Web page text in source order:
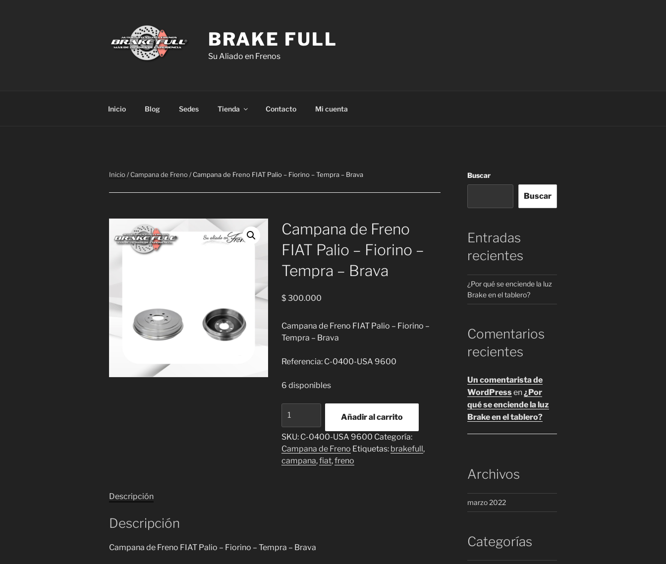
BRAKE FULL
Su Aliado en Frenos
Inicio Blog Sedes Tienda Contacto Mi cuenta
Inicio/Campana de Freno/ Campana de Freno FIAT Palio – Fiorino – Tempra – Brava
Campana de Freno
FIAT Palio – Fiorino –
Tempra – Brava
$ 300.000
Campana de Freno FIAT Palio – Fiorino –
Tempra – Brava
Referencia: C-0400-USA 9600
6 disponibles
de
Freno
FIAT
Palio
-
Añadir al carrito
SKU: C-0400-USA 9600 Categoría:
Campana de Freno Etiquetas: brakefull,
campana,fiat,freno
Descripción
Descripción
Campana de Freno FIAT Palio – Fiorino – Tempra – Brava
Buscar
Buscar
Entradas
recientes
¿Por qué se enciende la luz
Brake en el tablero?
Comentarios
recientes
Un comentarista de
WordPressen¿Por
qué se enciende la luz
Brake en el tablero?
Archivos
marzo 2022
Categorías